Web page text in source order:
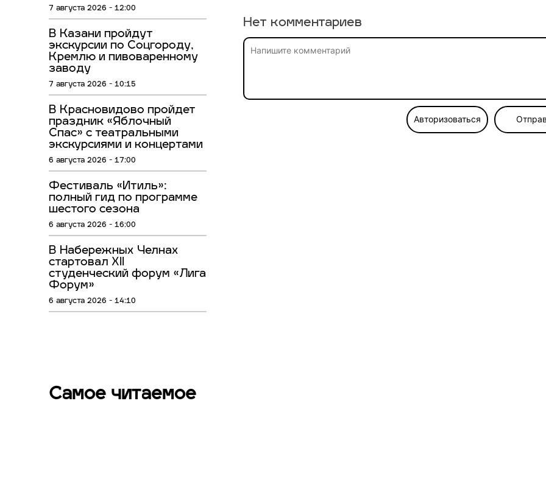
7 августа 2026 - 12:00
В Казани пройдут
экскурсии по Соцгороду,
Кремлю и пивоваренному
заводу
7 августа 2026 - 10:15
В Красновидово пройдет
праздник «Яблочный
Спас» с театральными
экскурсиями и концертами
6 августа 2026 - 17:00
Фестиваль «Итиль»:
полный гид по программе
шестого сезона
6 августа 2026 - 16:00
В Набережных Челнах
стартовал XII
студенческий форум «Лига
Форум»
6 августа 2026 - 14:10
Нет комментариев
Авторизоваться
Самое читаемое